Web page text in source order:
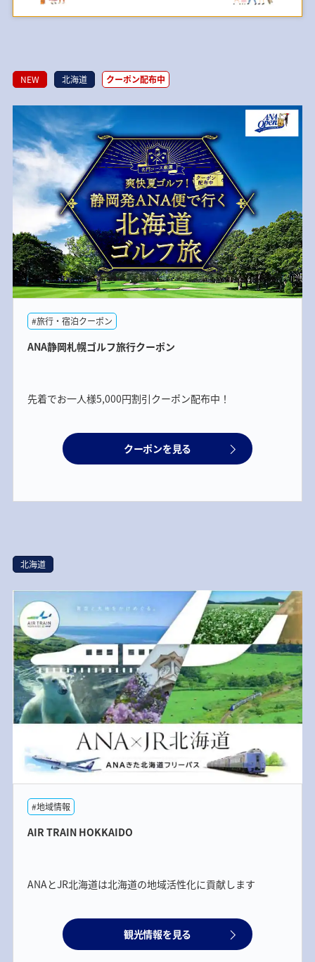
NEW 北海道 クーポン配布中
#旅行・宿泊クーポン
ANA静岡札幌ゴルフ旅行クーポン
先着でお一人様5,000円割引クーポン配布中！
クーポンを見る
北海道
#地域情報
AIR TRAIN HOKKAIDO
ANAとJR北海道は北海道の地域活性化に貢献します
観光情報を見る